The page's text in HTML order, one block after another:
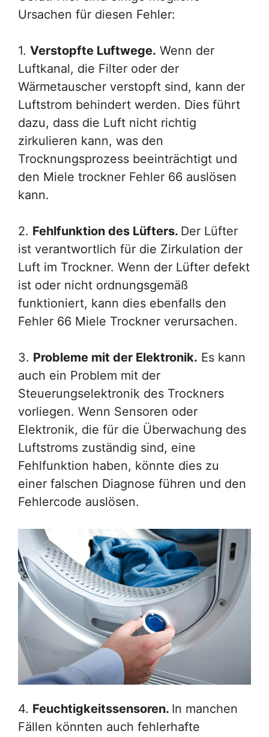
Ursachen für diesen Fehler:
1. Verstopfte Luftwege. Wenn der
Luftkanal, die Filter oder der
Wärmetauscher verstopft sind, kann der
Luftstrom behindert werden. Dies führt
dazu, dass die Luft nicht richtig
zirkulieren kann, was den
Trocknungsprozess beeinträchtigt und
den Miele trockner Fehler 66 auslösen
kann.
2. Fehlfunktion des Lüfters. Der Lüfter
ist verantwortlich für die Zirkulation der
Luft im Trockner. Wenn der Lüfter defekt
ist oder nicht ordnungsgemäß
funktioniert, kann dies ebenfalls den
Fehler 66 Miele Trockner verursachen.
3. Probleme mit der Elektronik. Es kann
auch ein Problem mit der
Steuerungselektronik des Trockners
vorliegen. Wenn Sensoren oder
Elektronik, die für die Überwachung des
Luftstroms zuständig sind, eine
Fehlfunktion haben, könnte dies zu
einer falschen Diagnose führen und den
Fehlercode auslösen.
4. Feuchtigkeitssensoren. In manchen
Fällen könnten auch fehlerhafte